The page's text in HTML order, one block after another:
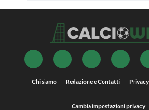
Chi siamo Redazione e Contatti Privacy
Cambia impostazioni privacy